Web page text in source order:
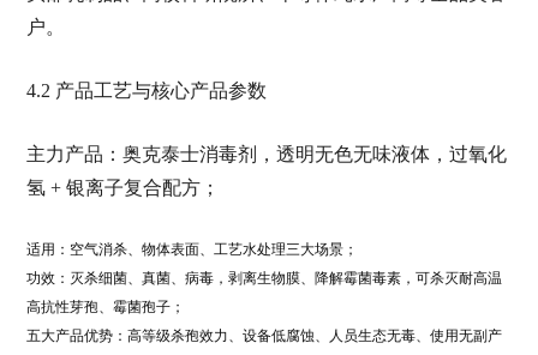
户。
4.2 产品工艺与核心产品参数
主力产品：奥克泰士消毒剂，透明无色无味液体，过氧化
氢 + 银离子复合配方；
适用：空气消杀、物体表面、工艺水处理三大场景；
功效：灭杀细菌、真菌、病毒，剥离生物膜、降解霉菌毒素，可杀灭耐高温
高抗性芽孢、霉菌孢子；
五大产品优势：高等级杀孢效力、设备低腐蚀、人员生态无毒、使用无副产